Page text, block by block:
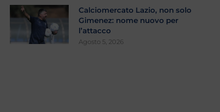
Calciomercato Lazio, non solo
Gimenez: nome nuovo per
l’attacco
Agosto 5, 2026